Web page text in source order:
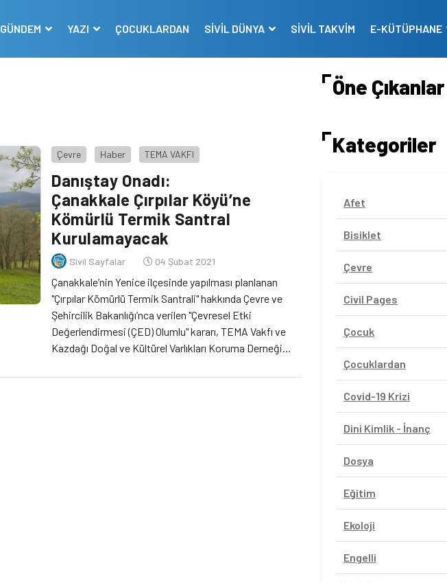
GÜNDEM YAZI ÇOCUKLARDAN SİVİL DÜNYA SİVİL TAKVİM E-KÜTÜPHANE
Çevre Haber TEMA VAKFI
Danıştay Onadı:
Çanakkale Çırpılar Köyü’ne
Kömürlü Termik Santral
Kurulamayacak
Sivil Sayfalar 04 Şubat 2021
Çanakkale’nin Yenice ilçesinde yapılması planlanan
"Çırpılar Kömürlü Termik Santrali" hakkında Çevre ve
Şehircilik Bakanlığı’nca verilen "Çevresel Etki
Değerlendirmesi (ÇED) Olumlu" kararı, TEMA Vakfı ve
Kazdağı Doğal ve Kültürel Varlıkları Koruma Derneği
Mahkemesi’nin aldığı bu karar temyize götürülmüştü.
Öne Çıkanlar
Kategoriler
Afet
Bisiklet
Çevre
Civil Pages
Çocuk
Çocuklardan
Covid-19 Krizi
Dini Kimlik - İnanç
Dosya
Eğitim
Ekoloji
Engelli